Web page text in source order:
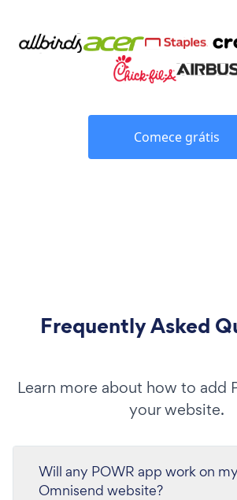
Comece grátis
Frequently Asked
Learn more about how to add
your website.
Will any POWR app work on my
Omnisend website?